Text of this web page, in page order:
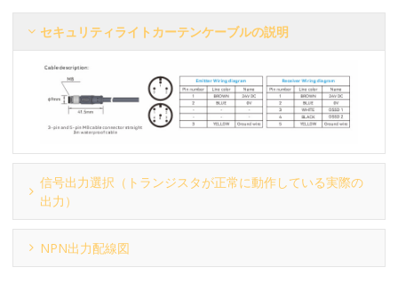
セキュリティライトカーテンケーブルの説明
信号出力選択（トランジスタが正常に動作している実際の
出力）
NPN出力配線図